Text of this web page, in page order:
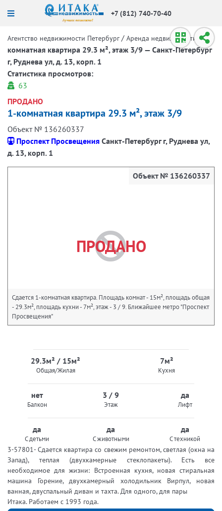
+7 (812) 740-70-40
Агентство недвижимости Петербург / Аренда недвижимости /1-
комнатная квартира 29.3 м², этаж 3/9 — Санкт-Петербург
г, Руднева ул, д. 13, корп. 1
Статистика просмотров:
63
ПРОДАНО
1-комнатная квартира 29.3 м², этаж 3/9
Объект № 136260337
Проспект Просвещения Санкт-Петербург г, Руднева ул,
д. 13, корп. 1
ПРОДАНО
Объект № 136260337
Сдается 1-комнатная квартира. Площадь комнат - 15м², площадь общая
- 29.3м², площадь кухни - 7м², этаж - 3 / 9. Ближайшее метро "Проспект
Просвещения"
29.3м² / 15м²
Общая/Жилая
7м²
Кухня
нет
Балкон
3 / 9
Этаж
да
Лифт
да
С детьми
да
С животными
да
С техникой
3-57801- Сдается квартира со свежим ремонтом, светлая (окна на
Запад), теплая (двухкамерные стеклопакеты). Есть все
необходимое для жизни: Встроенная кухня, новая стиральная
машина Горение, двухкамерный холодильник Вирпул, новая
ванная, двуспальный диван и тахта. Для одного, для пары
Итака. Работаем с 1993 года.